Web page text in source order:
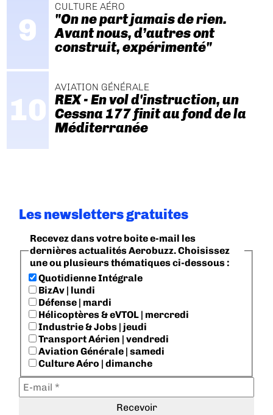
CULTURE AÉRO
"On ne part jamais de rien.
Avant nous, d’autres ont
construit, expérimenté"
AVIATION GÉNÉRALE
REX - En vol d'instruction, un
Cessna 177 finit au fond de la
Méditerranée
Les newsletters gratuites
Recevez dans votre boite e-mail les
dernières actualités Aerobuzz. Choisissez
une ou plusieurs thématiques ci-dessous :
Quotidienne Intégrale
BizAv | lundi
Défense | mardi
Hélicoptères & eVTOL | mercredi
Industrie & Jobs | jeudi
Transport Aérien | vendredi
Aviation Générale | samedi
Culture Aéro | dimanche